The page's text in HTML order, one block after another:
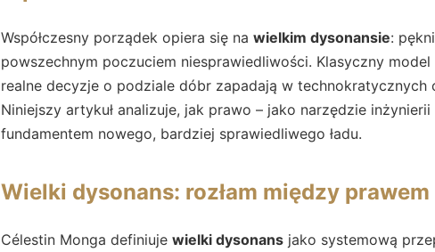
Współczesny porządek opiera się na wielkim dysonansie:
powszechnym poczuciem niesprawiedliwości. Klasyczny
realne decyzje o podziale dóbr zapadają w
Niniejszy artykuł analizuje, jak prawo – jako narzędzie
fundamentem nowego, bardziej sprawiedliwego ładu.
Wielki dysonans: rozłam między
Célestin Monga definiuje wielki dysonans jako systemową